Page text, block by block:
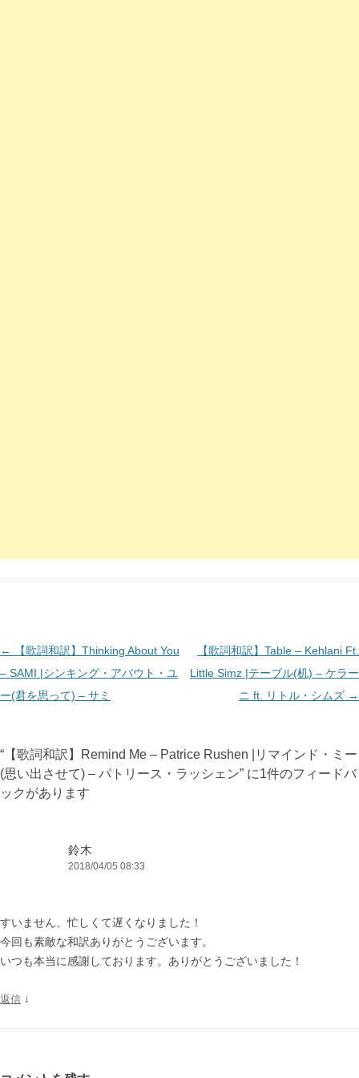
投
稿
ナ
←
【歌詞和訳】Thinking About You
– SAMI |シンキング・アバウト・ユ
ー(君を思って) – サミ
【歌詞和訳】Table – Kehlani Ft.
Little Simz |テーブル(机) – ケラー
ニ ft. リトル・シムズ →
“ 【歌詞和訳】Remind Me – Patrice Rushen |リマインド・ミー
(思い出させて) – パトリース・ラッシェン” に1件のフィードバ
ックがあります
鈴木
2018/04/05 08:33
すいません、忙しくて遅くなりました！
今回も素敵な和訳ありがとうございます。
いつも本当に感謝しております。ありがとうございました！
返信 ↓